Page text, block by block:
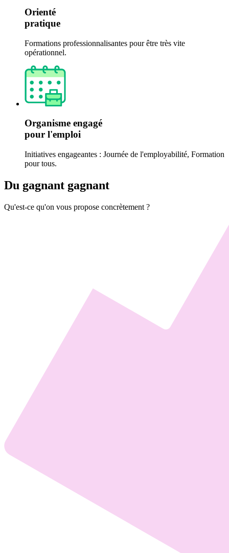
Orienté
pratique
Formations professionnalisantes pour être très vite
opérationnel.
Organisme engagé
pour l'emploi
Initiatives engageantes : Journée de l'employabilité, Formation
pour tous.
Du gagnant gagnant
Qu'est-ce qu'on vous propose concrètement ?